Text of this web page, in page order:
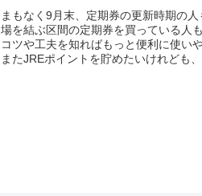
まもなく9月末、定期券の更新時期の
場を結ぶ区間の定期券を買っている人
コツや工夫を知ればもっと便利に使い
またJREポイントを貯めたいけれども、